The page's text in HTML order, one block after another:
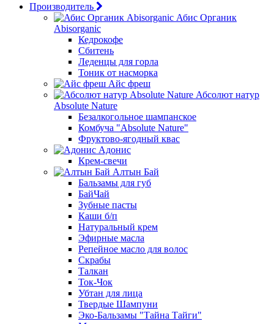
Производитель
Абис Органик
Abisorganic
Кедрокофе
Сбитень
Леденцы для горла
Тоник от насморка
Айс фреш
Абсолют натур
Absolute Nature
Безалкогольное шампанское
Комбуча "Absolute Nature"
Фруктово-ягодный квас
Адонис
Крем-свечи
Алтын Бай
Бальзамы для губ
БайЧай
Зубные пасты
Каши б/п
Натуральный крем
Эфирные масла
Репейное масло для волос
Скрабы
Талкан
Ток-Чок
Убтан для лица
Твердые Шампуни
Эко-Бальзамы "Тайна Тайги"